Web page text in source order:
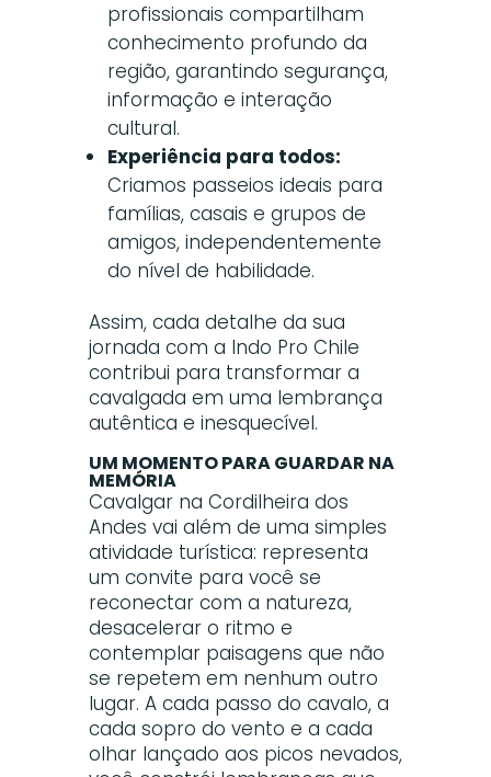
profissionais compartilham
conhecimento profundo da
região, garantindo segurança,
informação e interação
cultural.
Experiência para todos:
Criamos passeios ideais para
famílias, casais e grupos de
amigos, independentemente
do nível de habilidade.
Assim, cada detalhe da sua
jornada com a Indo Pro Chile
contribui para transformar a
cavalgada em uma lembrança
autêntica e inesquecível.
UM MOMENTO PARA GUARDAR NA
MEMÓRIA
Cavalgar na Cordilheira dos
Andes vai além de uma simples
atividade turística: representa
um convite para você se
reconectar com a natureza,
desacelerar o ritmo e
contemplar paisagens que não
se repetem em nenhum outro
lugar. A cada passo do cavalo, a
cada sopro do vento e a cada
olhar lançado aos picos nevados,